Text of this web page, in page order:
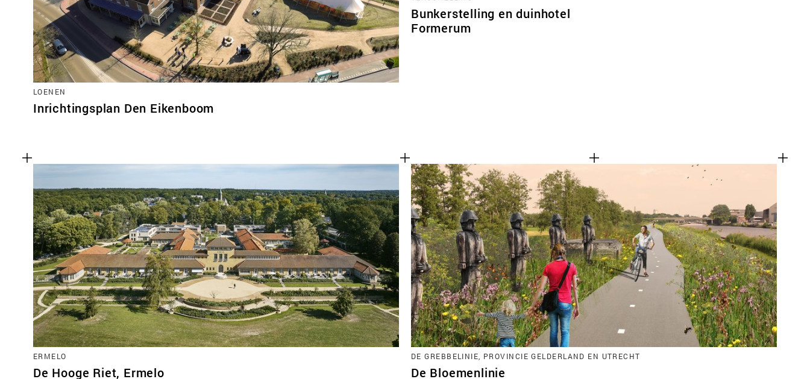
LOENEN
Inrichtingsplan Den Eikenboom
Bunkerstelling en duinhotel
Formerum
ERMELO
De Hooge Riet, Ermelo
DE GREBBELINIE, PROVINCIE GELDERLAND EN UTRECHT
De Bloemenlinie